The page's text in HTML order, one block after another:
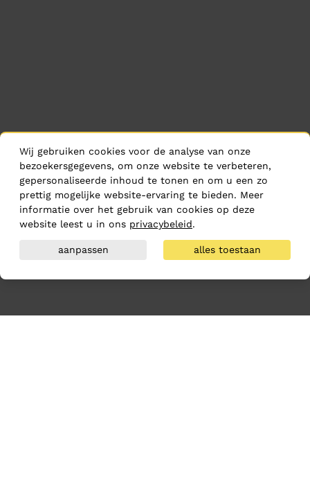
Wij gebruiken cookies voor de analyse van onze
bezoekersgegevens, om onze website te verbeteren,
gepersonaliseerde inhoud te tonen en om u een zo
prettig mogelijke website-ervaring te bieden. Meer
informatie over het gebruik van cookies op deze
website leest u in ons privacybeleid.
aanpassen alles toestaan